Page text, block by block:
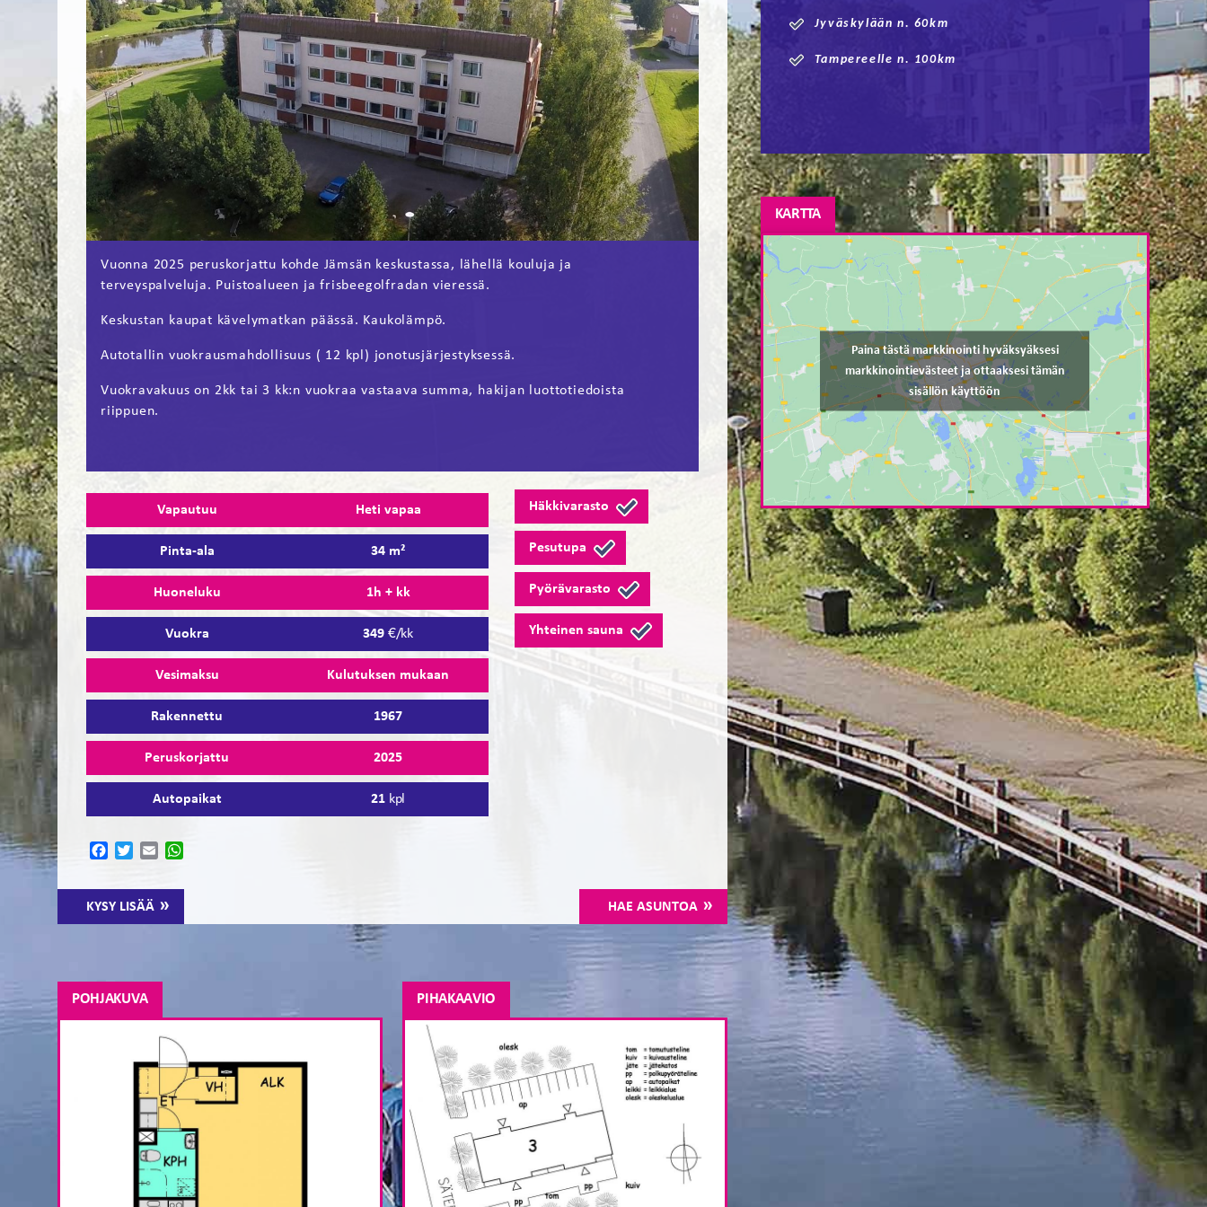
Vuonna 2025 peruskorjattu kohde Jämsän keskustassa, lähellä kouluja ja
terveyspalveluja. Puistoalueen ja frisbeegolfradan vieressä.
Keskustan kaupat kävelymatkan päässä. Kaukolämpö.
Autotallin vuokrausmahdollisuus ( 12 kpl) jonotusjärjestyksessä.
Vuokravakuus on 2kk tai 3 kk:n vuokraa vastaava summa, hakijan luottotiedoista
riippuen.
Vapautuu Heti vapaa
Pinta-ala 34 m²
Huoneluku 1h + kk
Vuokra 349€/kk
Vesimaksu Kulutuksen mukaan
Rakennettu 1967
Peruskorjattu 2025
Autopaikat 21kpl
Häkkivarasto
Pesutupa
Pyörävarasto
Yhteinen sauna
KYSY LISÄÄ HAE ASUNTOA
FacebookTwitterEmail
POHJAKUVA PIHAKAAVIO
Jyväskylään n. 60km
Tampereelle n. 100km
KARTTA
Paina tästä markkinointi hyväksyäksesi
markkinointievästeet ja ottaaksesi tämän
sisällön käyttöön